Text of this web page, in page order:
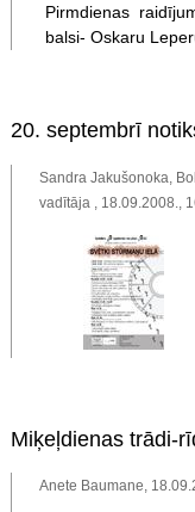
Pirmdienas
balsi- Oskaru
20. septembrī
Sandra Jakušonoka,
vadītāja , 18.09.2008.,
Miķeļdienas trādi-
Anete Baumane,